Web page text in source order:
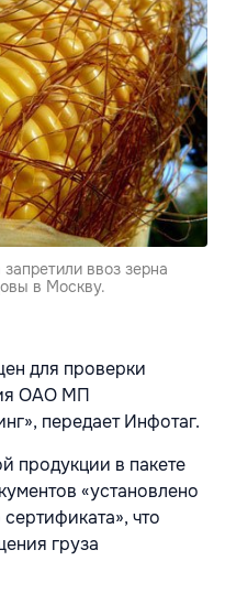
ввоз зерна
в Москву.
для проверки
ОАО МП
передает Инфотаг.
продукции в пакете
«установлено
что
груза